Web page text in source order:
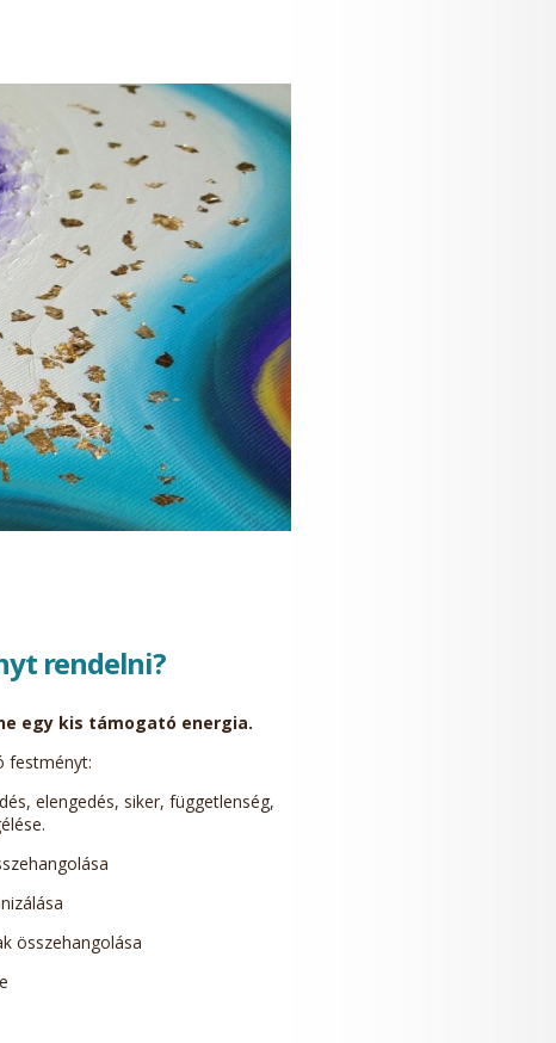
rendelni?
egy kis támogató energia.
festményt:
elengedés, siker, függetlenség,
összehangolása